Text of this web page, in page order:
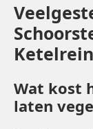
Wat kost
laten